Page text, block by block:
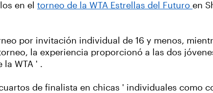
en el torneo de la WTA Estrellas del Futuro en
por invitación individual de 16 y menos,
la experiencia proporcionó a las dos
la WTA ' .
de finalista en chicas ' individuales como